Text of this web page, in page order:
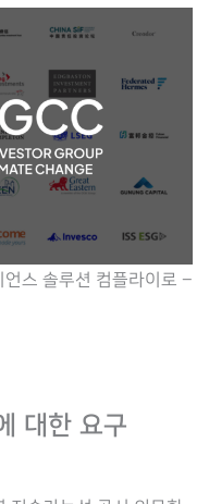
언스 솔루션 컴플라이로 –
대한 요구